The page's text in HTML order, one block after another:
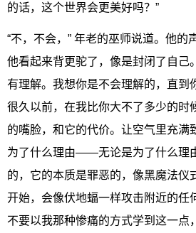
的话，这个世界会更美好吗？”
“不，不会，” 年老的巫师说道。他的
他看起来背更驼了，像是封闭了自己
有理解。我想你是不会理解的，直
很久以前，在我比你大不了多少的时
的嘴脸，和它的代价。让空气里充
为了什么理由——无论是为了什么
的，它的本质是罪恶的，像黑魔法仪
开始，会像伏地蝠一样攻击附近的
不要以我那种惨痛的方式学到这一点